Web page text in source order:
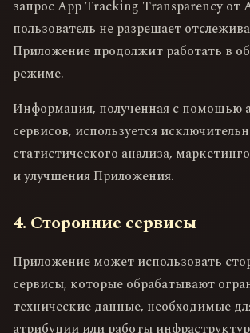
запрос App Tracking Transparency от
пользователь не разрешает
Приложение продолжит работать в
режиме.
Информация, полученная с помощью
сервисов, используется
статистического анализа,
и улучшения Приложения.
4. Сторонние сервисы
Приложение может использовать
сервисы, которые обрабатывают
технические данные, необходимые